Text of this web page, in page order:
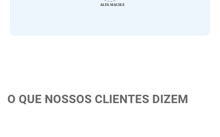
O QUE NOSSOS CLIENTES DIZEM